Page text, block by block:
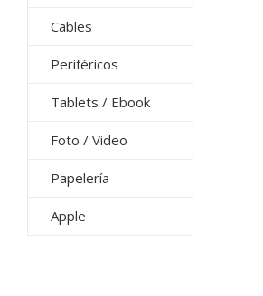
Cables
Periféricos
Tablets / Ebook
Foto / Video
Papelería
Apple